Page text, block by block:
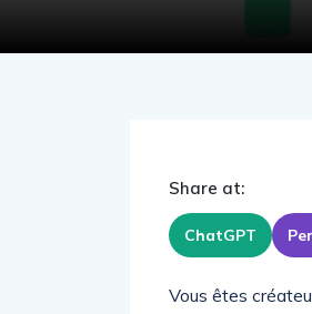
Share at:
ChatGPT
Vous êtes